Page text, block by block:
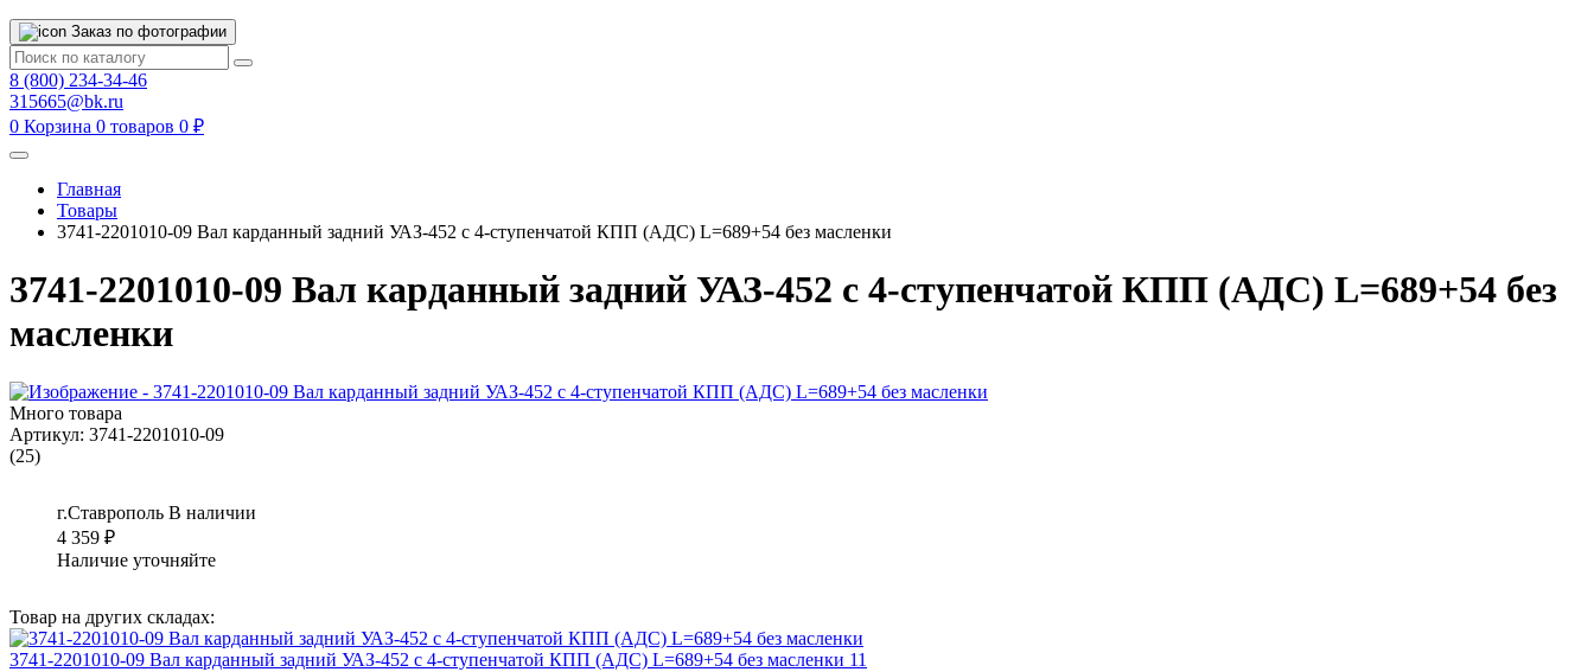
Заказ по фотографии
8 (800) 234-34-46
315665@bk.ru
0 Корзина 0 товаров 0 ₽
Главная
Товары
3741-2201010-09 Вал карданный задний УАЗ-452 с 4-ступенчатой КПП (АДС) L=689+54 без масленки
3741-2201010-09 Вал карданный задний УАЗ-452 с 4-ступенчатой КПП (АДС) L=689+54 без
масленки
Много товара
Артикул: 3741-2201010-09
(25)
г.Ставрополь В наличии
4 359 ₽
Наличие уточняйте
Товар на других складах:
3741-2201010-09 Вал карданный задний УАЗ-452 с 4-ступенчатой КПП (АДС) L=689+54 без масленки 11